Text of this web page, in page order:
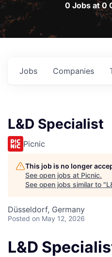
0 Jobs at 0
Jobs Companies
L&D Specialist
Picnic
This job is no longer
See open jobs at Picnic.
See open jobs similar to "
Düsseldorf, Germany
Posted on May 12, 2026
L&D